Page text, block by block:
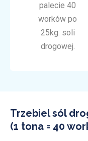
palecie 40
worków po
25kg. soli
drogowej.
Trzebiel sól
(1 tona = 40